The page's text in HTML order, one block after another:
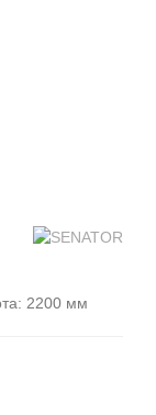
2200 мм